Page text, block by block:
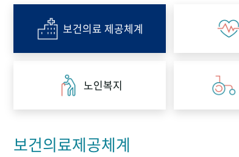
보건의료 제공체계
노인복지
보건의료제공체계